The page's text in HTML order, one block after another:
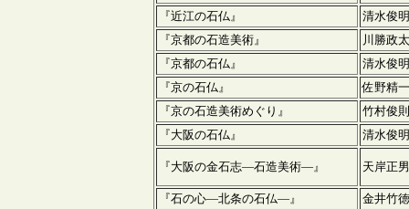
『近江の石仏』
清水俊明
『京都の石造美術』
川勝政
『京都の石仏』
清水俊明
『京の石仏』
佐野精一
『京の石造美術めぐり』
竹村俊
『大阪の石仏』
清水俊明
『大阪の金石志―石造美術―』 天岸正
『石の心―北条の石仏―』
金井竹